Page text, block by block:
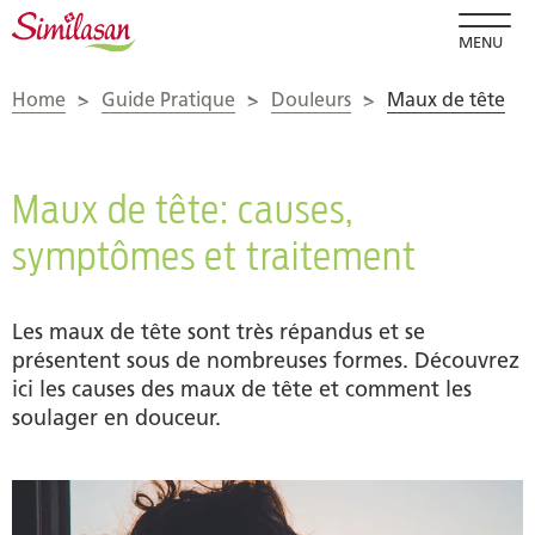
MENU
Home > Guide Pratique > Douleurs > Maux de tête
Maux de tête: causes,
symptômes et traitement
Les maux de tête sont très répandus et se
présentent sous de nombreuses formes. Découvrez
ici les causes des maux de tête et comment les
soulager en douceur.